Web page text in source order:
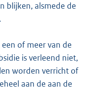
blijken, alsmede de
of meer van de
is verleend niet,
worden verricht of
aan de aan de